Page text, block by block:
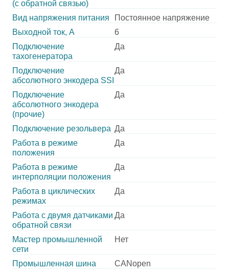
(с обратной связью)
Вид напряжения питания
Постоянное напряжение
Выходной ток, А
6
Подключение
тахогенератора
Да
Подключение
абсолютного энкодера SSI
Да
Подключение
абсолютного энкодера
(прочие)
Да
Подключение резольвера Да
Работа в режиме
положения
Да
Работа в режиме
интерполяции положения
Да
Работа в циклических
режимах
Да
Работа с двумя датчиками
обратной связи
Да
Мастер промышленной
сети
Нет
Промышленная шина
CANopen